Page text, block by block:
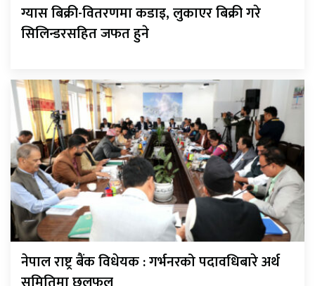
ग्यास बिक्री-वितरणमा कडाइ, लुकाएर बिक्री गरे
सिलिन्डरसहित जफत हुने
नेपाल राष्ट्र बैंक विधेयक : गर्भनरको पदावधिबारे अर्थ